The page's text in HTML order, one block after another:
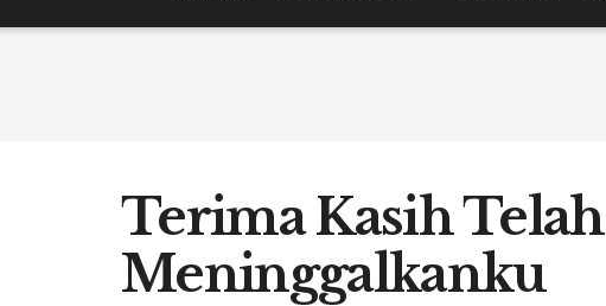
Terima Kasih Telah
Meninggalkanku